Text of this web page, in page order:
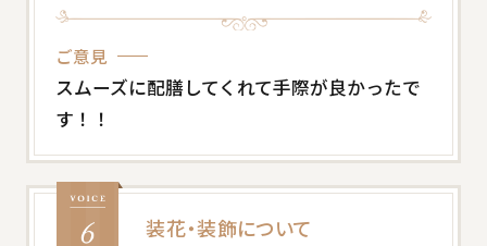
ご意見
スムーズに配膳してくれて手際が良かったで
す！！
装花・装飾について